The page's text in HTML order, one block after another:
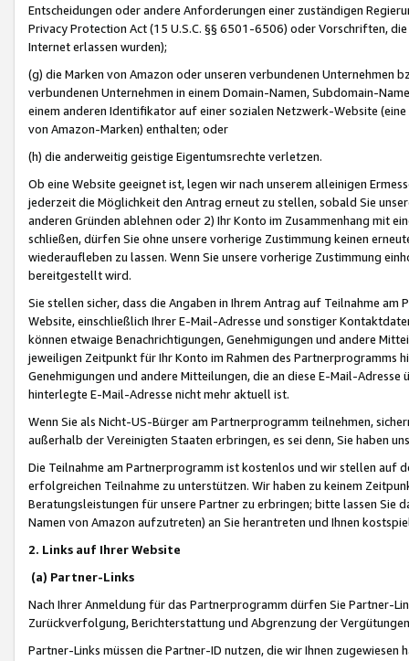
Entscheidungen oder andere Anforderungen einer zuständigen
Privacy Protection Act (15 U.S.C. §§ 6501-6506) oder Vorschriften,
Internet erlassen wurden);
(g) die Marken von Amazon oder unseren verbundenen Unternehmen
verbundenen Unternehmen in einem Domain-Namen, Subdomain-
einem anderen Identifikator auf einer sozialen Netzwerk-Website
von Amazon-Marken) enthalten; oder
(h) die anderweitig geistige Eigentumsrechte verletzen.
Ob eine Website geeignet ist, legen wir nach unserem alleinigen
jederzeit die Möglichkeit den Antrag erneut zu stellen, sobald Sie
anderen Gründen ablehnen oder 2) Ihr Konto im Zusammenhang mit
schließen, dürfen Sie ohne unsere vorherige Zustimmung keinen
wiederaufleben zu lassen. Wenn Sie unsere vorherige Zustimmung
bereitgestellt wird.
Sie stellen sicher, dass die Angaben in Ihrem Antrag auf Teilnahme
Website, einschließlich Ihrer E-Mail-Adresse und sonstiger
können etwaige Benachrichtigungen, Genehmigungen und andere
jeweiligen Zeitpunkt für Ihr Konto im Rahmen des Partnerprogramms
Genehmigungen und andere Mitteilungen, die an diese E-Mail-
hinterlegte E-Mail-Adresse nicht mehr aktuell ist.
Wenn Sie als Nicht-US-Bürger am Partnerprogramm teilnehmen,
außerhalb der Vereinigten Staaten erbringen, es sei denn, Sie haben
Die Teilnahme am Partnerprogramm ist kostenlos und wir stellen auf
erfolgreichen Teilnahme zu unterstützen. Wir haben zu keinem
Beratungsleistungen für unsere Partner zu erbringen; bitte lassen Sie
Namen von Amazon aufzutreten) an Sie herantreten und Ihnen
2. Links auf Ihrer Website
(a) Partner-Links
Nach Ihrer Anmeldung für das Partnerprogramm dürfen Sie Partner-
Zurückverfolgung, Berichterstattung und Abgrenzung der
Partner-Links müssen die Partner-ID nutzen, die wir Ihnen zugewiesen